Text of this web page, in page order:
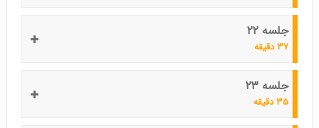
جلسه ۲۲
۳۷ دقیقه
جلسه ۲۳
۳۵ دقیقه